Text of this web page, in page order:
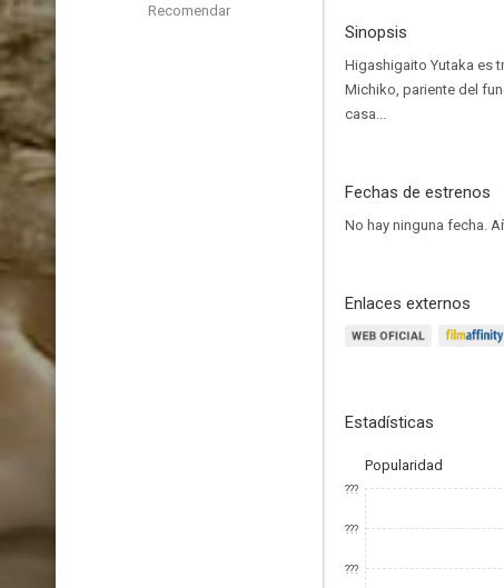
Recomendar
Sinopsis
Higashigaito Yutaka es
Michiko, pariente del
casa...
Fechas de estrenos
No hay ninguna fecha.
Enlaces externos
Estadísticas
Popularidad
???
???
???